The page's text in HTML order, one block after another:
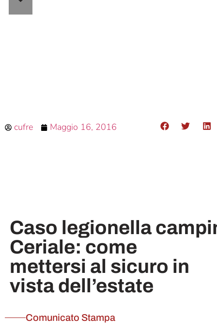
cufre Maggio 16, 2016
Caso legionella
Ceriale: come
mettersi al sicuro in
vista dell’estate
Comunicato Stampa